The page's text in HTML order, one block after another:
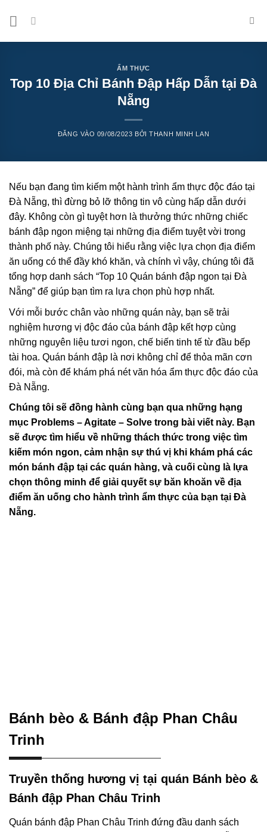
ẨM THỰC
Top 10 Địa Chỉ Bánh Đập Hấp Dẫn tại Đà
Nẵng
ĐĂNG VÀO 09/08/2023 BỞITHANH MINH LAN
Nếu bạn đang tìm kiếm một hành trình ẩm thực độc đáo tại
Đà Nẵng, thì đừng bỏ lỡ thông tin vô cùng hấp dẫn dưới
đây. Không còn gì tuyệt hơn là thưởng thức những chiếc
bánh đập ngon miệng tại những địa điểm tuyệt vời trong
thành phố này. Chúng tôi hiểu rằng việc lựa chọn địa điểm
ăn uống có thể đầy khó khăn, và chính vì vậy, chúng tôi đã
tổng hợp danh sách “Top 10 Quán bánh đập ngon tại Đà
Nẵng” để giúp bạn tìm ra lựa chọn phù hợp nhất.
Với mỗi bước chân vào những quán này, bạn sẽ trải
nghiệm hương vị độc đáo của bánh đập kết hợp cùng
những nguyên liệu tươi ngon, chế biến tinh tế từ đầu bếp
tài hoa. Quán bánh đập là nơi không chỉ để thỏa mãn cơn
đói, mà còn để khám phá nét văn hóa ẩm thực độc đáo của
Đà Nẵng.
Chúng tôi sẽ đồng hành cùng bạn qua những hạng
mục Problems – Agitate – Solve trong bài viết này. Bạn
sẽ được tìm hiểu về những thách thức trong việc tìm
kiếm món ngon, cảm nhận sự thú vị khi khám phá các
món bánh đập tại các quán hàng, và cuối cùng là lựa
chọn thông minh để giải quyết sự băn khoăn về địa
điểm ăn uống cho hành trình ẩm thực của bạn tại Đà
Nẵng.
Bánh bèo & Bánh đập Phan Châu
Trinh
Truyền thống hương vị tại quán Bánh bèo &
Bánh đập Phan Châu Trinh
Quán bánh đập Phan Châu Trinh đứng đầu danh sách